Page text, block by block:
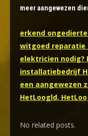
meer aangewezen
erkend
witgoed reparatie
elektricien nodig?
installatiebedrijf
een aangewezen
HetLoogld,
No related posts.